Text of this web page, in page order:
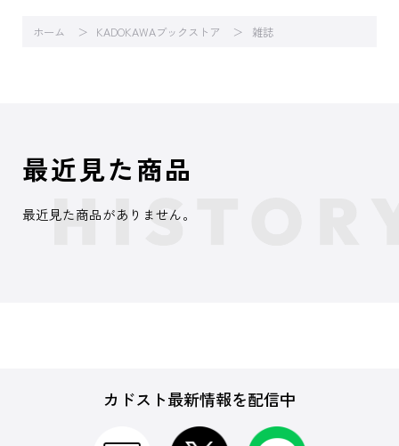
ホーム KADOKAWAブックストア 雑誌
最近見た商品
最近見た商品がありません。
カドスト最新情報を配信中